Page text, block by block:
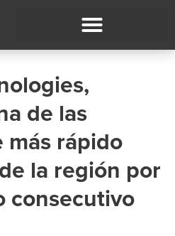
de las
más rápido
la región por
consecutivo